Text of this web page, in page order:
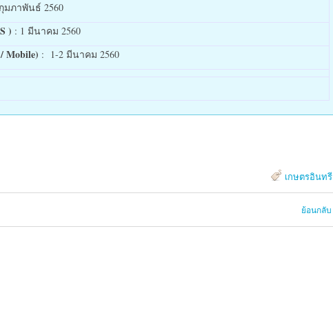
มภาพันธ์ 2560
) : 1 มีนาคม 2560
Mobile) : 1-2 มีนาคม 2560
เกษตรอินท
ย้อนกลับ